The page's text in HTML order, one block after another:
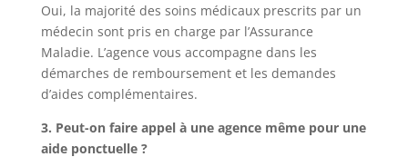
Oui, la majorité des soins médicaux prescrits par un
médecin sont pris en charge par l’Assurance
Maladie. L’agence vous accompagne dans les
démarches de remboursement et les demandes
d’aides complémentaires.
3. Peut-on faire appel à une agence même pour une
aide ponctuelle ?